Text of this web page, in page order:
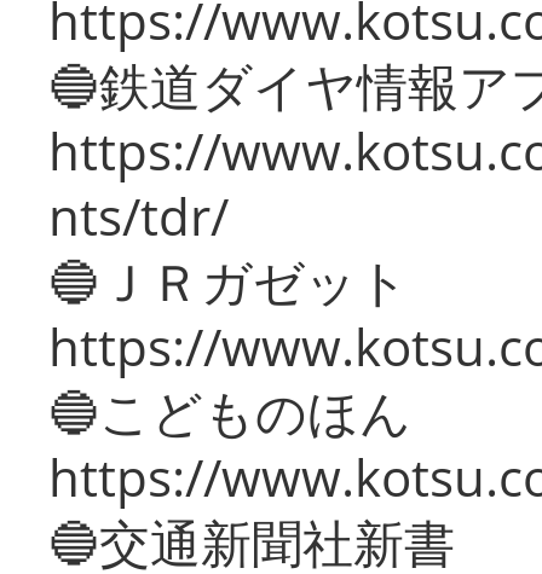
https://
🔵鉄道ダイヤ情報ア
https://
nts/tdr/
🔵ＪＲガゼット
https://
🔵こどものほん
https://
🔵交通新聞社新書